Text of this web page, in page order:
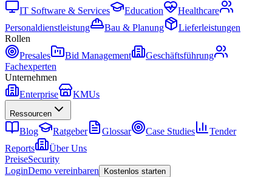
IT Software & Services
Education
Healthcare
Personaldienstleistung
Bau & Planung
Lieferleistungen
Rollen
Presales
Bid Management
Geschäftsführung
Fachexperten
Unternehmen
Enterprise
KMUs
Ressourcen
Blog Ratgeber Glossar Case Studies
Tender
Reports
Über Uns
PreiseSecurity
LoginDemo vereinbaren Kostenlos starten